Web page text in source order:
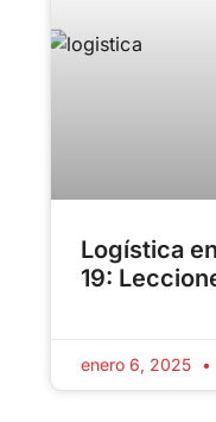
Logística
19:
enero 6, 2025